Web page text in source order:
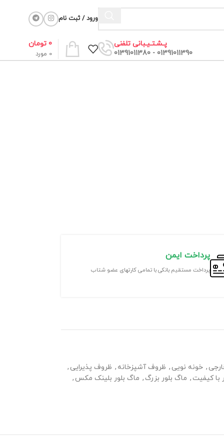
ورود / ثبت نام
پـشـتـیـبانی تلفنی
01391011390 - 01391011380
0 مورد
0 تومان
پرداخت ایمن
پرداخت مستقیم بانکی با تمامی کارتهای عضو شتاب
, خونه نویی , ظروف آشپزخانه , ظروف پذیرایی ,
با کیفیت , ماگ بلور بزرگ , ماگ بلور بلینک مکس ,